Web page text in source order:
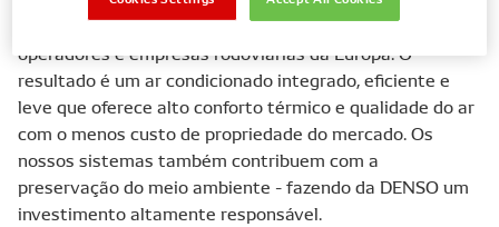
passando por contratos de prestação de serviço com
operadores e empresas rodoviárias da Europa. O
resultado é um ar condicionado integrado, eficiente e
leve que oferece alto conforto térmico e qualidade do ar
com o menos custo de propriedade do mercado. Os
nossos sistemas também contribuem com a
preservação do meio ambiente - fazendo da DENSO um
investimento altamente responsável.